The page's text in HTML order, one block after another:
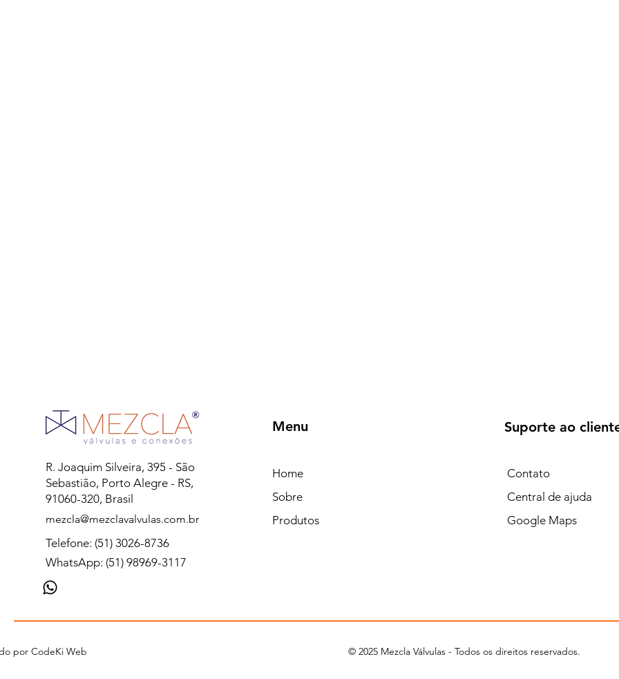
R. Joaquim Silveira, 395 - São
Sebastião, Porto Alegre - RS,
91060-320, Brasil
mezcla@mezclavalvulas.com.br
Telefone: (51) 3026-8736
WhatsApp: (51) 98969-3117
Menu
Home
Sobre
Produtos
Suporte ao
Contato
Central de ajuda
Google Maps
por CodeKi Web © 2025 Mezcla Válvulas - Todos os direitos reservados.